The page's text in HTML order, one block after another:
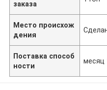
заказа
Место происхож
дения
Поставка способ
ности
месяц